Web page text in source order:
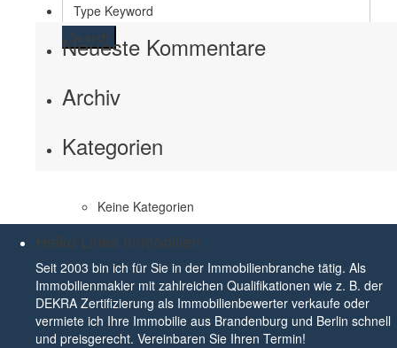
Search
Neueste Kommentare
Archiv
Kategorien
Keine Kategorien
Heiko Linke Immobilien
Seit 2003 bin ich für Sie in der Immobilienbranche tätig. Als
Immobilienmakler mit zahlreichen Qualifikationen wie z. B. der
DEKRA Zertifizierung als Immobilienbewerter verkaufe oder
vermiete ich Ihre Immobilie aus Brandenburg und Berlin schnell
und preisgerecht. Vereinbaren Sie Ihren Termin!